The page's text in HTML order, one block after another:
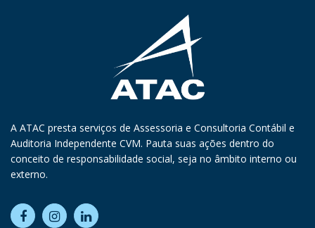
A ATAC presta serviços de Assessoria e Consultoria Contábil e
Auditoria Independente CVM. Pauta suas ações dentro do
conceito de responsabilidade social, seja no âmbito interno ou
externo.